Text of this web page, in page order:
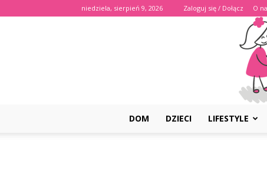
niedziela, sierpień 9, 2026 Zaloguj się / Dołącz O
DOM DZIECI LIFESTYLE